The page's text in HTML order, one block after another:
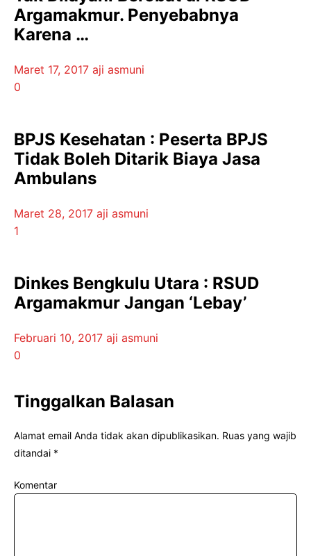
Argamakmur. Penyebabnya
Karena …
Maret 17, 2017 aji asmuni
0
BPJS Kesehatan : Peserta BPJS
Tidak Boleh Ditarik Biaya Jasa
Ambulans
Maret 28, 2017 aji asmuni
1
Dinkes Bengkulu Utara : RSUD
Argamakmur Jangan ‘Lebay’
Februari 10, 2017 aji asmuni
0
Tinggalkan Balasan
Alamat email Anda tidak akan dipublikasikan. Ruas yang wajib
ditandai *
Komentar